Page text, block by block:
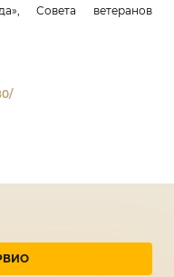
Совета ветеранов